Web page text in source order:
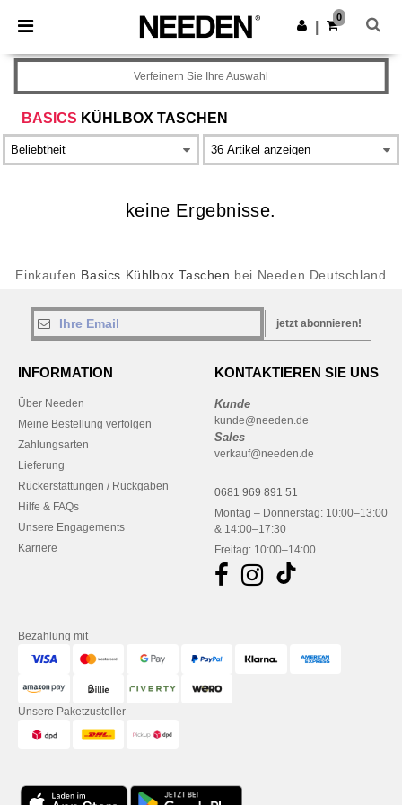
× Needen App
Bessere Preise in der App!
App holen
0
BASICS KÜHLBOX TASCHEN
Verfeinern Sie Ihre Auswahl
keine Ergebnisse.
Einkaufen Basics Kühlbox Taschen bei Needen Deutschland
jetzt abonnieren!
INFORMATION
Über Needen
Meine Bestellung verfolgen
Zahlungsarten
Lieferung
Rückerstattungen / Rückgaben
Hilfe & FAQs
Unsere Engagements
Karriere
KONTAKTIEREN SIE UNS
Kunde
kunde@needen.de
Sales
verkauf@needen.de
0681 969 891 51
Montag – Donnerstag: 10:00–13:00
& 14:00–17:30
Freitag: 10:00–14:00
Bezahlung mit
Unsere Paketzusteller